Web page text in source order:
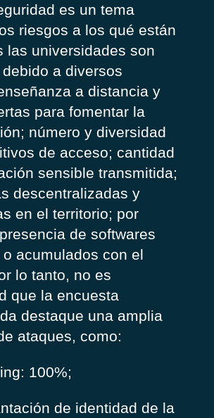
es un tema
riesgos a los qué están
las universidades son
a diversos
a distancia y
para fomentar la
número y diversidad
de acceso; cantidad
sensible transmitida;
descentralizadas y
en el territorio; por
de softwares
acumulados con el
lo tanto, no es
que la encuesta
destaque una amplia
ataques, como:
100%;
de identidad de la